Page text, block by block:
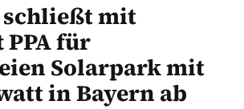
mit
für
Solarpark mit
in Bayern ab